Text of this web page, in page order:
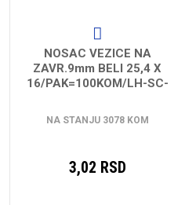
NOSAC VEZICE NA
ZAVR.9mm BELI 25,4 X
16/PAK=100KOM/LH-SC-
NA STANJU 3078 KOM
3,02 RSD